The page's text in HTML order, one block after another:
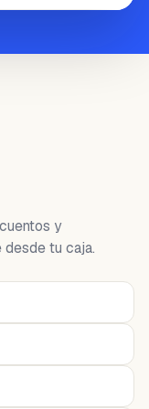
y
desde tu caja.